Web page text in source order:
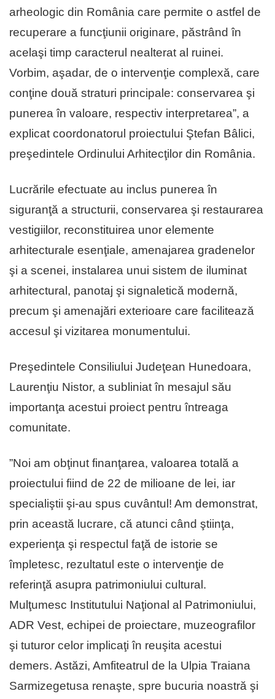
arheologic din România care permite o astfel de
recuperare a funcţiunii originare, păstrând în
acelaşi timp caracterul nealterat al ruinei.
Vorbim, aşadar, de o intervenţie complexă, care
conţine două straturi principale: conservarea şi
punerea în valoare, respectiv interpretarea”, a
explicat coordonatorul proiectului Ştefan Bâlici,
preşedintele Ordinului Arhitecţilor din România.
Lucrările efectuate au inclus punerea în
siguranţă a structurii, conservarea şi restaurarea
vestigiilor, reconstituirea unor elemente
arhitecturale esenţiale, amenajarea gradenelor
şi a scenei, instalarea unui sistem de iluminat
arhitectural, panotaj şi signaletică modernă,
precum şi amenajări exterioare care facilitează
accesul şi vizitarea monumentului.
Preşedintele Consiliului Judeţean Hunedoara,
Laurenţiu Nistor, a subliniat în mesajul său
importanţa acestui proiect pentru întreaga
comunitate.
”Noi am obţinut finanţarea, valoarea totală a
proiectului fiind de 22 de milioane de lei, iar
specialiştii şi-au spus cuvântul! Am demonstrat,
prin această lucrare, că atunci când ştiinţa,
experienţa şi respectul faţă de istorie se
împletesc, rezultatul este o intervenţie de
referinţă asupra patrimoniului cultural.
Mulţumesc Institutului Naţional al Patrimoniului,
ADR Vest, echipei de proiectare, muzeografilor
şi tuturor celor implicaţi în reuşita acestui
demers. Astăzi, Amfiteatrul de la Ulpia Traiana
Sarmizegetusa renaşte, spre bucuria noastră şi